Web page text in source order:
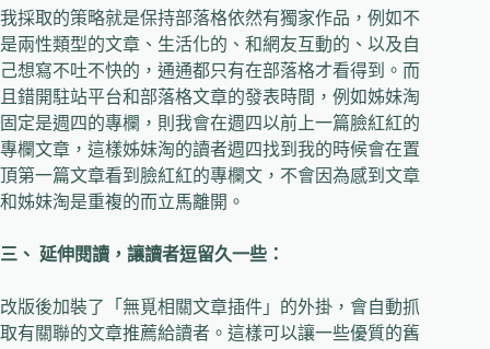
我採取的策略就是保持部落格依然有獨家作品，例如不
是兩性類型的文章、生活化的、和網友互動的、以及自
己想寫不吐不快的，通通都只有在部落格才看得到。而
且錯開駐站平台和部落格文章的發表時間，例如姊妹淘
固定是週四的專欄，則我會在週四以前上一篇臉紅紅的
專欄文章，這樣姊妹淘的讀者週四找到我的時候會在置
頂第一篇文章看到臉紅紅的專欄文，不會因為感到文章
和姊妹淘是重複的而立馬離開。
三、 延伸閱讀，讓讀者逗留久一些：
改版後加裝了「無覓相關文章插件」的外掛，會自動抓
取有關聯的文章推薦給讀者。這樣可以讓一些優質的舊